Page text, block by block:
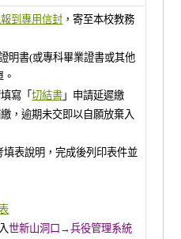
到專用信封 ，寄至本校教務
明書(或專科畢業證書或其他
寫「切結書 」申請延遲繳
，逾期未交即以自願放棄入
填表說明，完成後列印表件並
世新山洞口→兵役管理系統